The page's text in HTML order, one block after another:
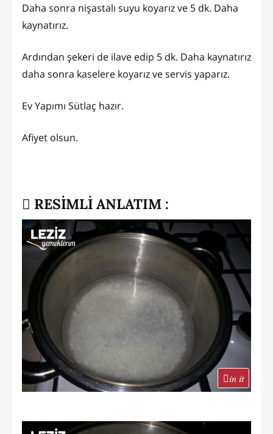
Daha sonra nişastalı suyu koyarız ve 5 dk. Daha
kaynatırız.
Ardından şekeri de ilave edip 5 dk. Daha kaynatırız
daha sonra kaselere koyarız ve servis yaparız.
Ev Yapımı Sütlaç hazır.
Afiyet olsun.
RESİMLİ ANLATIM :
in it